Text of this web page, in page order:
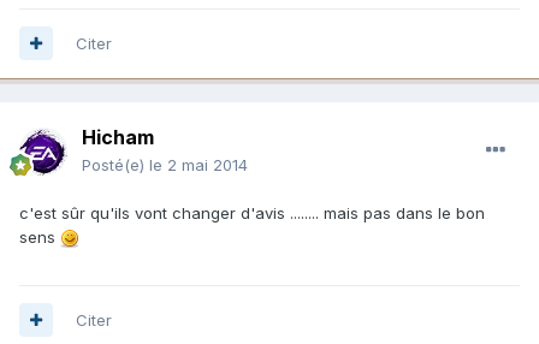
Citer
Hicham
Posté(e) le 2 mai 2014
c'est sûr qu'ils vont changer d'avis ........ mais pas dans le bon
sens
Citer